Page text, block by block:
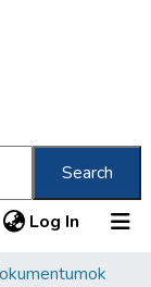
Search
Log In (current)